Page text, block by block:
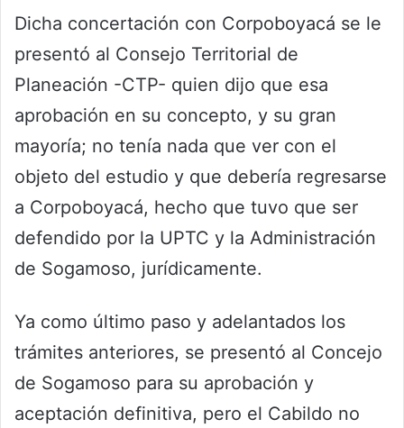
Dicha concertación con Corpoboyacá se le
presentó al Consejo Territorial de
Planeación -CTP- quien dijo que esa
aprobación en su concepto, y su gran
mayoría; no tenía nada que ver con el
objeto del estudio y que debería regresarse
a Corpoboyacá, hecho que tuvo que ser
defendido por la UPTC y la Administración
de Sogamoso, jurídicamente.
Ya como último paso y adelantados los
trámites anteriores, se presentó al Concejo
de Sogamoso para su aprobación y
aceptación definitiva, pero el Cabildo no